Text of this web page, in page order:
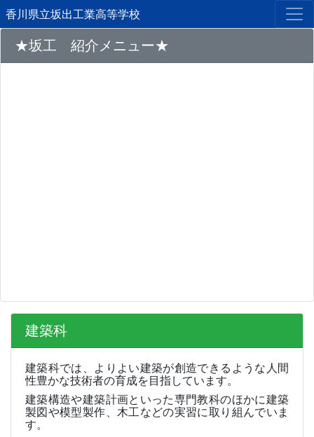
香川県立坂出工業高等学校
★坂工 紹介メニュー★
建築科
建築科では、よりよい建築が創造できるような人間
性豊かな技術者の育成を目指しています。
建築構造や建築計画といった専門教科のほかに建築
製図や模型製作、木工などの実習に取り組んでいま
す。